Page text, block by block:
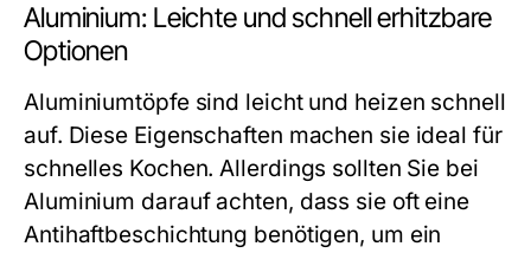
Aluminium: Leichte und schnell erhitzbare
Optionen
Aluminiumtöpfe sind leicht und heizen schnell
auf. Diese Eigenschaften machen sie ideal für
schnelles Kochen. Allerdings sollten Sie bei
Aluminium darauf achten, dass sie oft eine
Antihaftbeschichtung benötigen, um ein